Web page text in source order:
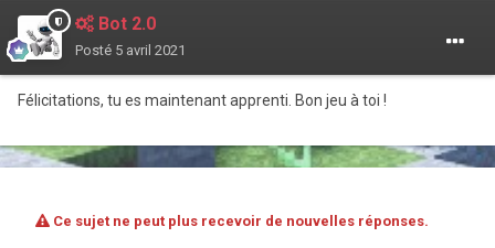
Bot 2.0
Posté 5 avril 2021
Félicitations, tu es maintenant apprenti. Bon jeu à toi !
Ce sujet ne peut plus recevoir de nouvelles réponses.